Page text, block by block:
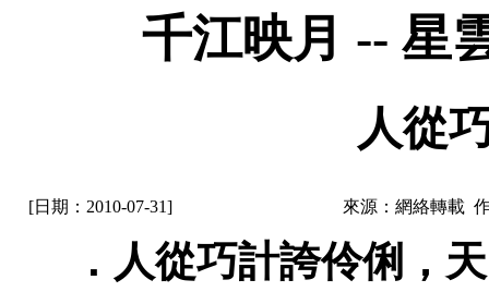
千江映月 -- 星
人從
[日期：2010-07-31] 來源：網絡轉載
．人從巧計誇伶俐，